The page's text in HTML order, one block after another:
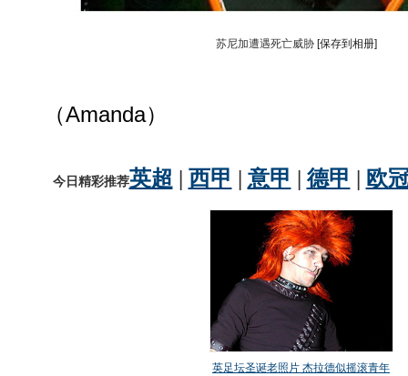
苏尼加遭遇死亡威胁 [保存到相册]
（Amanda）